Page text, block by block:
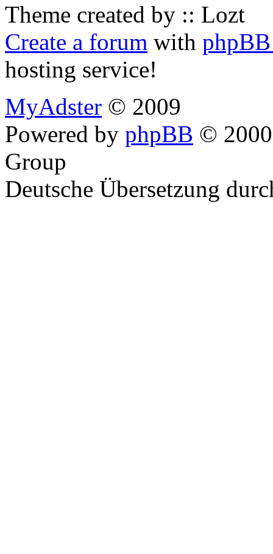
Theme created by :: Lozt
Create a forum with
hosting service!
MyAdster © 2009
Powered by phpBB ©
Group
Deutsche Übersetzung